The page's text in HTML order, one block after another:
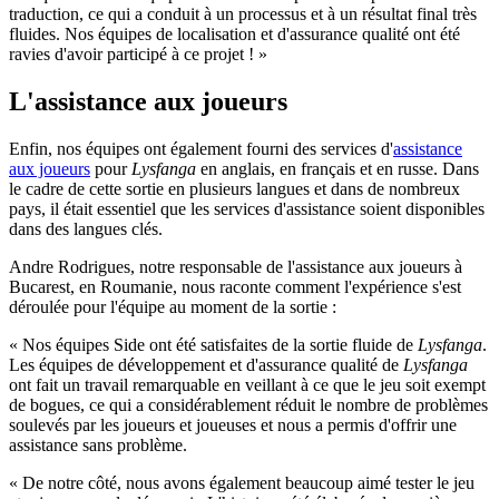
traduction, ce qui a conduit à un processus et à un résultat final très
fluides. Nos équipes de localisation et d'assurance qualité ont été
ravies d'avoir participé à ce projet ! »
L'assistance aux joueurs
Enfin, nos équipes ont également fourni des services d'assistance
aux joueurs pour Lysfanga en anglais, en français et en russe. Dans
le cadre de cette sortie en plusieurs langues et dans de nombreux
pays, il était essentiel que les services d'assistance soient disponibles
dans des langues clés.
Andre Rodrigues, notre responsable de l'assistance aux joueurs à
Bucarest, en Roumanie, nous raconte comment l'expérience s'est
déroulée pour l'équipe au moment de la sortie :
« Nos équipes Side ont été satisfaites de la sortie fluide de Lysfanga.
Les équipes de développement et d'assurance qualité de Lysfanga
ont fait un travail remarquable en veillant à ce que le jeu soit exempt
de bogues, ce qui a considérablement réduit le nombre de problèmes
soulevés par les joueurs et joueuses et nous a permis d'offrir une
assistance sans problème.
« De notre côté, nous avons également beaucoup aimé tester le jeu